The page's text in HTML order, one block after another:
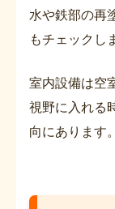
水や鉄部の再
もチェックし
室内設備は空
視野に入れる
向にあります。